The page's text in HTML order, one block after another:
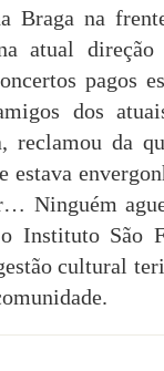
Braga na
atual
pagos
dos
reclamou da
estava
Ninguém
Instituto São
cultural